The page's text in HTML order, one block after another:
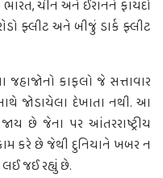
ચીન અને ઈરાનને ફાયદો
ફ્લીટ અને બીજું ડાર્ક ફ્લીટ
કાફલો જે સત્તાવાર
જોડાયેલા દેખાતા નથી. આ
છે જેના પર આંતરરાષ્ટ્રીય
કરે છે જેથી દુનિયાને ખબર ન
જઈ રહ્યું છે.